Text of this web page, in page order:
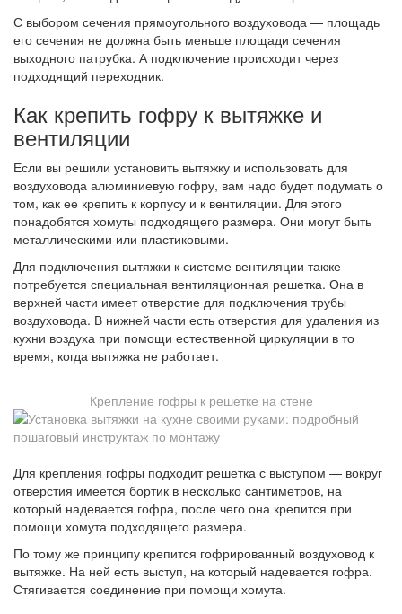
С выбором сечения прямоугольного воздуховода — площадь
его сечения не должна быть меньше площади сечения
выходного патрубка. А подключение происходит через
подходящий переходник.
Как крепить гофру к вытяжке и
вентиляции
Если вы решили установить вытяжку и использовать для
воздуховода алюминиевую гофру, вам надо будет подумать о
том, как ее крепить к корпусу и к вентиляции. Для этого
понадобятся хомуты подходящего размера. Они могут быть
металлическими или пластиковыми.
Для подключения вытяжки к системе вентиляции также
потребуется специальная вентиляционная решетка. Она в
верхней части имеет отверстие для подключения трубы
воздуховода. В нижней части есть отверстия для удаления из
кухни воздуха при помощи естественной циркуляции в то
время, когда вытяжка не работает.
Крепление гофры к решетке на стене
Для крепления гофры подходит решетка с выступом — вокруг
отверстия имеется бортик в несколько сантиметров, на
который надевается гофра, после чего она крепится при
помощи хомута подходящего размера.
По тому же принципу крепится гофрированный воздуховод к
вытяжке. На ней есть выступ, на который надевается гофра.
Стягивается соединение при помощи хомута.